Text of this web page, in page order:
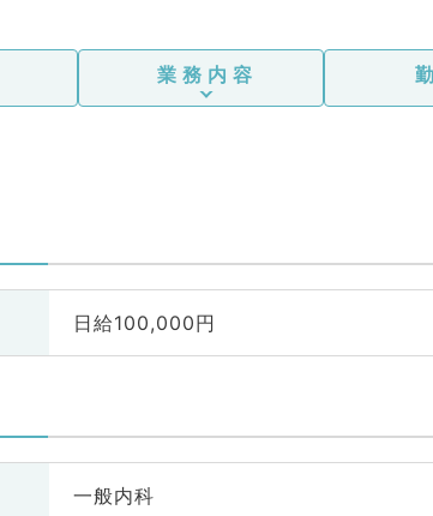
業務内容
日給100,000円
一般内科